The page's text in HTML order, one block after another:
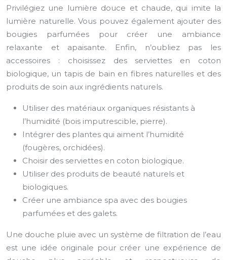
Privilégiez une lumière douce et chaude, qui imite la
lumière naturelle. Vous pouvez également ajouter des
bougies parfumées pour créer une ambiance
relaxante et apaisante. Enfin, n’oubliez pas les
accessoires : choisissez des serviettes en coton
biologique, un tapis de bain en fibres naturelles et des
produits de soin aux ingrédients naturels.
Utiliser des matériaux organiques résistants à
l’humidité (bois imputrescible, pierre).
Intégrer des plantes qui aiment l’humidité
(fougères, orchidées).
Choisir des serviettes en coton biologique.
Utiliser des produits de beauté naturels et
biologiques.
Créer une ambiance spa avec des bougies
parfumées et des galets.
Une douche pluie avec un système de filtration de l’eau
est une idée originale pour créer une expérience de